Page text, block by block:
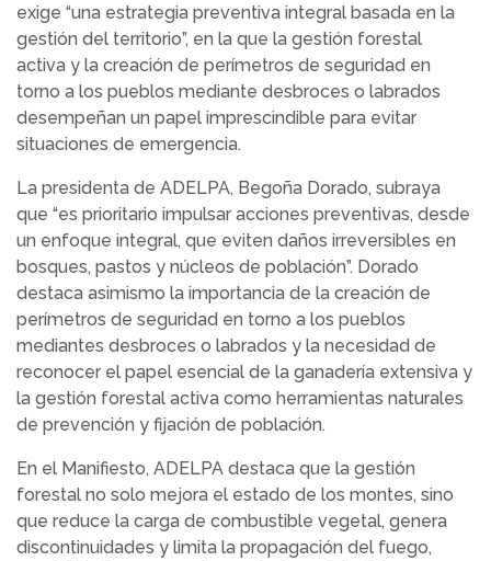
exige “una estrategia preventiva integral basada en la
gestión del territorio”, en la que la gestión forestal
activa y la creación de perímetros de seguridad en
torno a los pueblos mediante desbroces o labrados
desempeñan un papel imprescindible para evitar
situaciones de emergencia.
La presidenta de ADELPA, Begoña Dorado, subraya
que “es prioritario impulsar acciones preventivas, desde
un enfoque integral, que eviten daños irreversibles en
bosques, pastos y núcleos de población”. Dorado
destaca asimismo la importancia de la creación de
perímetros de seguridad en torno a los pueblos
mediantes desbroces o labrados y la necesidad de
reconocer el papel esencial de la ganadería extensiva y
la gestión forestal activa como herramientas naturales
de prevención y fijación de población.
En el Manifiesto, ADELPA destaca que la gestión
forestal no solo mejora el estado de los montes, sino
que reduce la carga de combustible vegetal, genera
discontinuidades y limita la propagación del fuego,